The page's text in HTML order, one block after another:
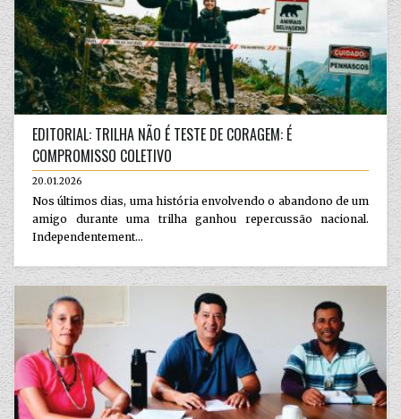
EDITORIAL: TRILHA NÃO É TESTE DE CORAGEM: É
COMPROMISSO COLETIVO
20.01.2026
Nos últimos dias, uma história envolvendo o abandono de um
amigo durante uma trilha ganhou repercussão nacional.
Independentement...